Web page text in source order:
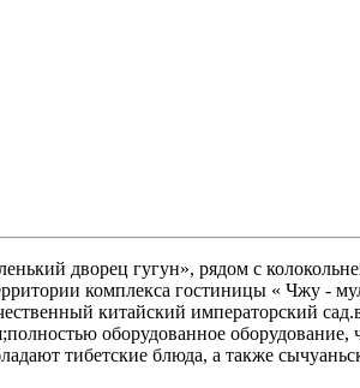
дворец гугун», рядом с
комплекса гостиницы « Чжу -
китайский императорский
оборудованное оборудование,
тибетские блюда, а также